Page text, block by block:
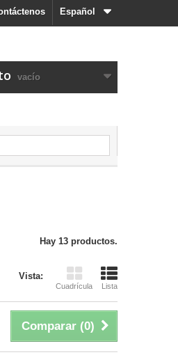
Español
vacío
Hay 13 productos.
Vista:
Cuadrícula Lista
Comparar (0)